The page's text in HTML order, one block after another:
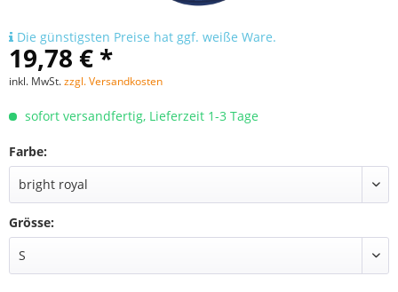
Die günstigsten Preise hat ggf. weiße Ware.
19,78 € *
inkl. MwSt.zzgl. Versandkosten
sofort versandfertig, Lieferzeit 1-3 Tage
Farbe:
Grösse: